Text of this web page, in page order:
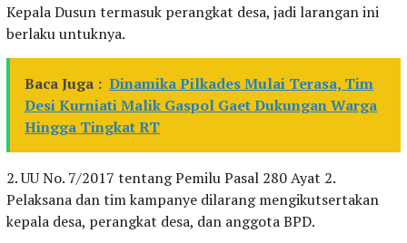
Kepala Dusun termasuk perangkat desa, jadi larangan ini
berlaku untuknya.
Baca Juga : Dinamika Pilkades Mulai Terasa, Tim
Desi Kurniati Malik Gaspol Gaet Dukungan Warga
Hingga Tingkat RT
2. UU No. 7/2017 tentang Pemilu Pasal 280 Ayat 2.
Pelaksana dan tim kampanye dilarang mengikutsertakan
kepala desa, perangkat desa, dan anggota BPD.